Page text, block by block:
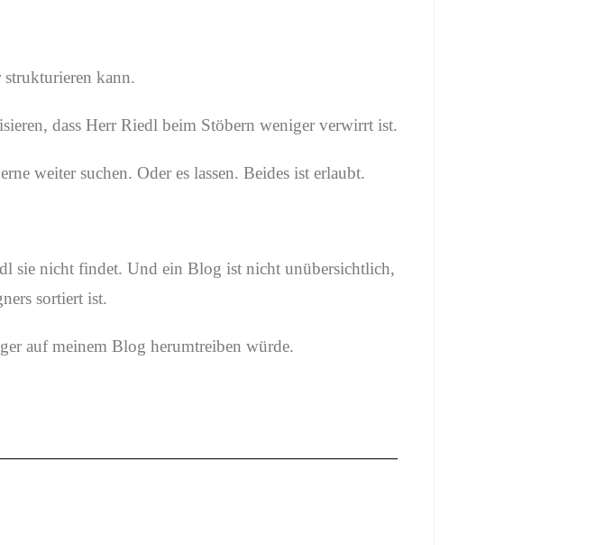
strukturieren kann.
dass Herr Riedl beim Stöbern weniger verwirrt ist.
weiter suchen. Oder es lassen. Beides ist erlaubt.
sie nicht findet. Und ein Blog ist nicht unübersichtlich,
sortiert ist.
auf meinem Blog herumtreiben würde.